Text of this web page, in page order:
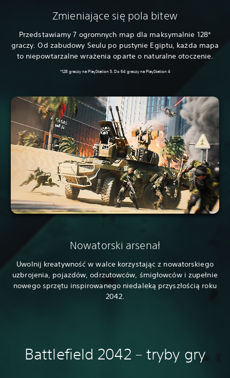
Zmieniające się pola bitew
Przedstawiamy 7 ogromnych map dla maksymalnie 128*
graczy. Od zabudowy Seulu po pustynie Egiptu, każda mapa
to niepowtarzalne wrażenia oparte o naturalne otoczenie.
*128 graczy na PlayStation 5. Do 64 graczy na PlayStation 4
Nowatorski arsenał
Uwolnij kreatywność w walce korzystając z nowatorskiego
uzbrojenia, pojazdów, odrzutowców, śmigłowców i zupełnie
nowego sprzętu inspirowanego niedaleką przyszłością roku
2042.
Battlefield 2042 – tryby gry